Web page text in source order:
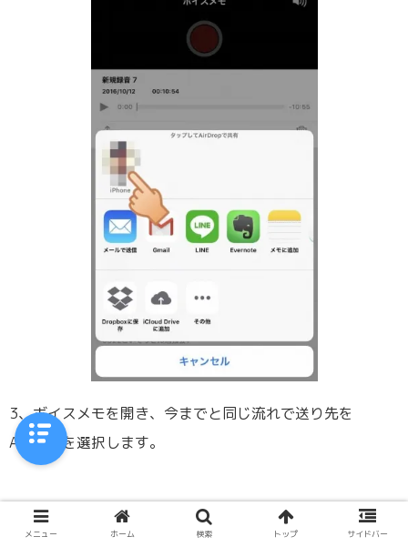
3、ボイスメモを開き、今までと同じ流れで送り先を
AirDropを選択します。
メニュー ホーム 検索 トップ サイドバー